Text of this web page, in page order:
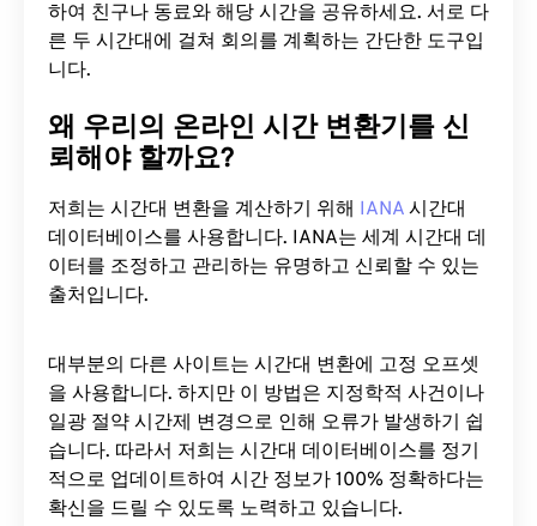
하여 친구나 동료와 해당 시간을 공유하세요. 서로 다
른 두 시간대에 걸쳐 회의를 계획하는 간단한 도구입
니다.
왜 우리의 온라인 시간 변환기를 신
뢰해야 할까요?
저희는 시간대 변환을 계산하기 위해 IANA 시간대
데이터베이스를 사용합니다. IANA는 세계 시간대 데
이터를 조정하고 관리하는 유명하고 신뢰할 수 있는
출처입니다.
대부분의 다른 사이트는 시간대 변환에 ​​고정 오프셋
을 사용합니다. 하지만 이 방법은 지정학적 사건이나
일광 절약 시간제 변경으로 인해 오류가 발생하기 쉽
습니다. 따라서 저희는 시간대 데이터베이스를 정기
적으로 업데이트하여 시간 정보가 100% 정확하다는
확신을 드릴 수 있도록 노력하고 있습니다.